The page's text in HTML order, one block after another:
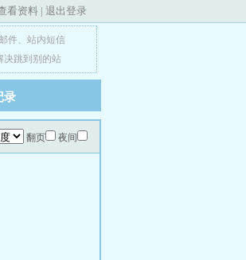
看资料 | 退出登录
件、 站内短信
决跳到别的站
录
翻页 夜间